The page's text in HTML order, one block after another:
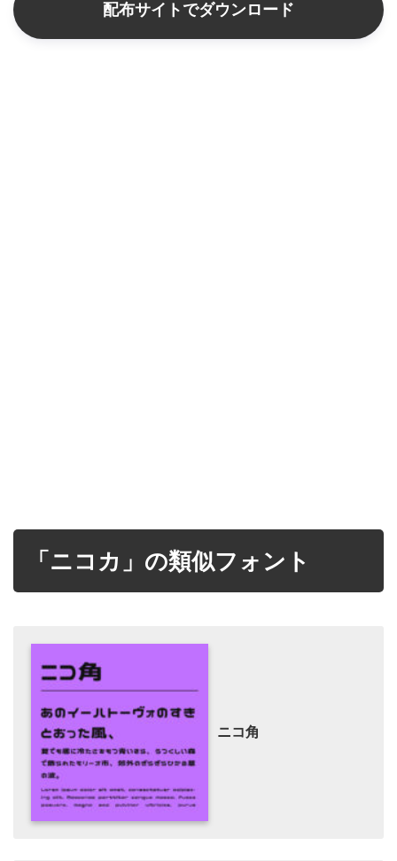
配布サイトでダウンロード
「ニコカ」の類似フォント
ニコ角